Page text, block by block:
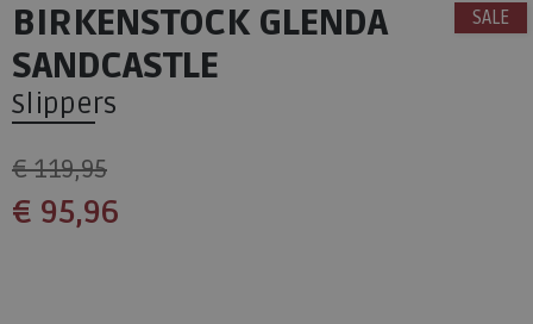
SALE
BIRKENSTOCK GLENDA
SANDCASTLE
Slippers
€ 119,95
€ 95,96